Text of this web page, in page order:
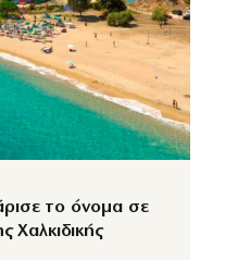
το όνομα σε
Χαλκιδικής